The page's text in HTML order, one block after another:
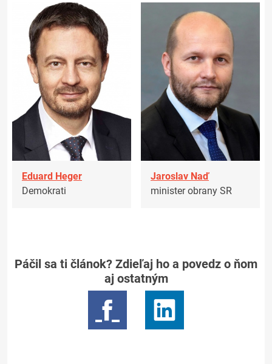
Eduard Heger
Demokrati
Jaroslav Naď
minister obrany SR
Páčil sa ti článok? Zdieľaj ho a povedz o ňom
aj ostatným